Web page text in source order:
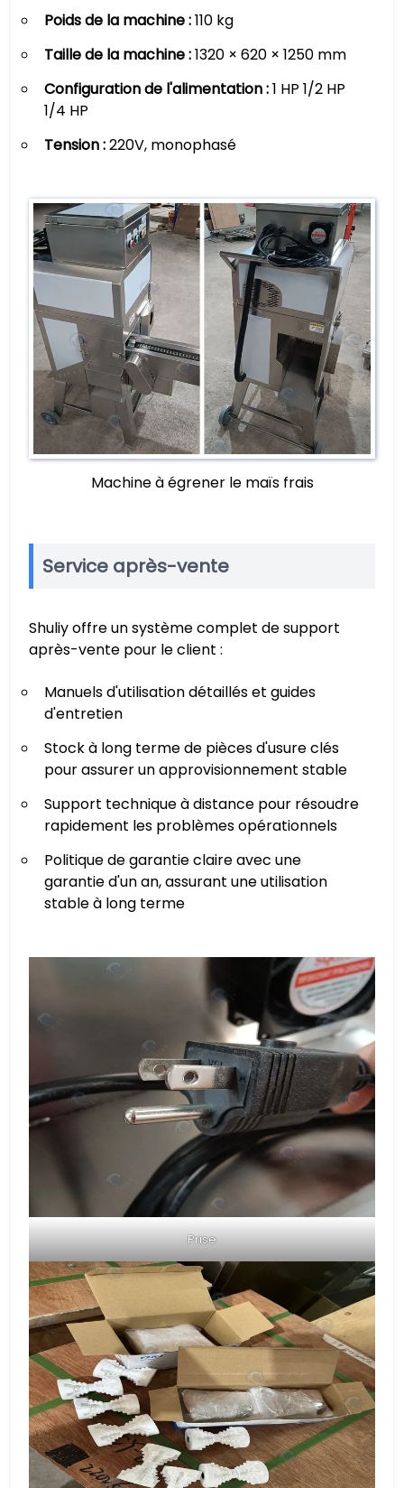
Poids de la machine :110 kg
Taille de la machine :1320 × 620 × 1250 mm
Configuration de l'alimentation :1 HP 1/2 HP
1/4 HP
Tension :220V, monophasé
Machine à égrener le maïs frais
Service après-vente
Shuliy offre un système complet de support
après-vente pour le client :
Manuels d'utilisation détaillés et guides
d'entretien
Stock à long terme de pièces d'usure clés
pour assurer un approvisionnement stable
Support technique à distance pour résoudre
rapidement les problèmes opérationnels
Politique de garantie claire avec une
garantie d'un an, assurant une utilisation
stable à long terme
Prise